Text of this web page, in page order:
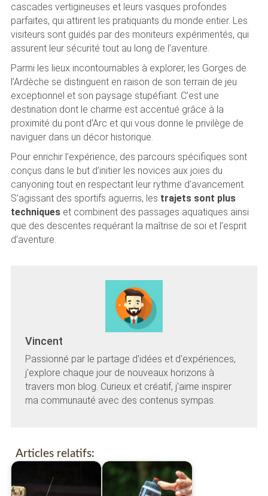
cascades vertigineuses et leurs vasques profondes
parfaites, qui attirent les pratiquants du monde entier. Les
visiteurs sont guidés par des moniteurs expérimentés, qui
assurent leur sécurité tout au long de l’aventure.
Parmi les lieux incontournables à explorer, les Gorges de
l’Ardèche se distinguent en raison de son terrain de jeu
exceptionnel et son paysage stupéfiant. C’est une
destination dont le charme est accentué grâce à la
proximité du pont d’Arc et qui vous donne le privilège de
naviguer dans un décor historique.
Pour enrichir l’expérience, des parcours spécifiques sont
conçus dans le but d’initier les novices aux joies du
canyoning tout en respectant leur rythme d’avancement.
S’agissant des sportifs aguerris, les trajets sont plus
techniqueset combinent des passages aquatiques ainsi
que des descentes requérant la maîtrise de soi et l’esprit
d’aventure.
Vincent
Passionné par le partage d'idées et d'expériences,
j'explore chaque jour de nouveaux horizons à
travers mon blog. Curieux et créatif, j'aime inspirer
ma communauté avec des contenus sympas.
Articles relatifs: